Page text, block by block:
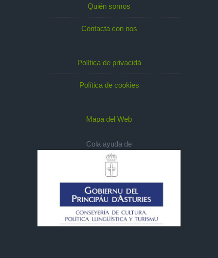
Quién somos
Contacta con nos
Política de privacidá
Política de cookies
Mapa del Web
Cola ayuda de